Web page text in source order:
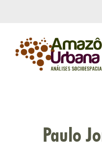
Paulo